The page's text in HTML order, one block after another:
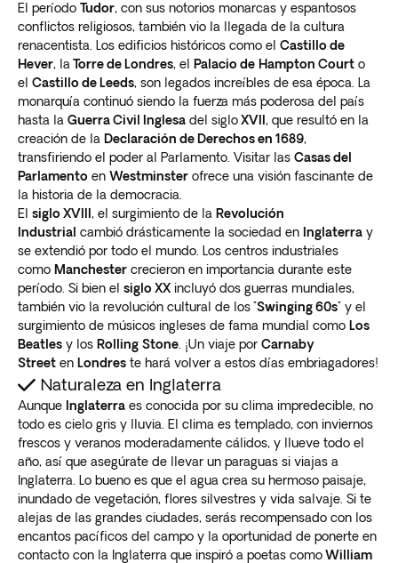
El período Tudor, con sus notorios monarcas y espantosos
conflictos religiosos, también vio la llegada de la cultura
renacentista. Los edificios históricos como el Castillo de
Hever, la Torre de Londres, el Palacio de Hampton Court o
el Castillo de Leeds, son legados increíbles de esa época. La
monarquía continuó siendo la fuerza más poderosa del país
hasta la Guerra Civil Inglesa del sigloXVII , que resultó en la
creación de la Declaración de Derechos en 1689,
transfiriendo el poder al Parlamento. Visitar las Casas del
Parlamento en Westminster ofrece una visión fascinante de
la historia de la democracia.
El siglo XVIII , el surgimiento de la Revolución
Industrial cambió drásticamente la sociedad en Inglaterra y
se extendió por todo el mundo. Los centros industriales
como Manchester crecieron en importancia durante este
período. Si bien el siglo XX incluyó dos guerras mundiales,
también vio la revolución cultural de los"Swinging 60s" y el
surgimiento de músicos ingleses de fama mundial como Los
Beatles y los Rolling Stone . ¡Un viaje por Carnaby
Street en Londres te hará volver a estos días embriagadores!
Naturaleza en Inglaterra
Aunque Inglaterra es conocida por su clima impredecible, no
todo es cielo gris y lluvia. El clima es templado, con inviernos
frescos y veranos moderadamente cálidos, y llueve todo el
año, así que asegúrate de llevar un paraguas si viajas a
Inglaterra. Lo bueno es que el agua crea su hermoso paisaje,
inundado de vegetación, flores silvestres y vida salvaje. Si te
alejas de las grandes ciudades, serás recompensado con los
encantos pacíficos del campo y la oportunidad de ponerte en
contacto con la Inglaterra que inspiró a poetas comoWilliam